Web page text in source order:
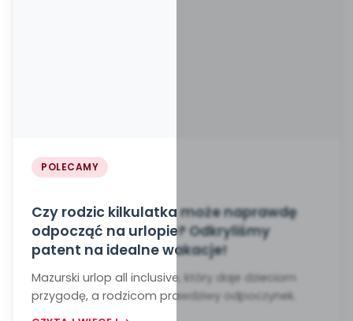
POLECAMY
Czy rodzic kilkulatka może naprawdę
odpocząć na urlopie? Odkryliśmy
patent na idealne wakacje!
Mazurski urlop all inclusive, który daje dzieciom
przygodę, a rodzicom prawdziwy odpoczynek.